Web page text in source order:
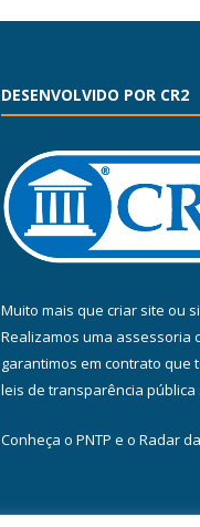
DESENVOLVIDO POR CR2
Muito mais que criar site ou
Realizamos uma assessoria
garantimos em contrato que
leis de transparência pública
Conheça o PNTP e o Radar